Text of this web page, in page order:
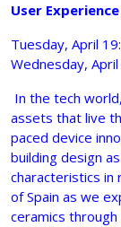
User
Tuesday, April
Wednesday,
In the tech
assets that live
paced device
building design
characteristics in
of Spain as we
ceramics